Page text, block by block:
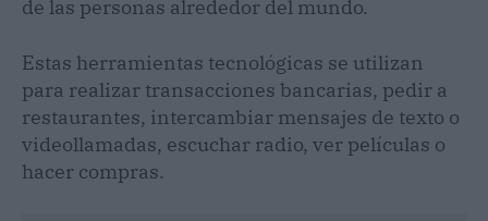
de las personas alrededor del mundo.
Estas herramientas tecnológicas se utilizan
para realizar transacciones bancarias, pedir a
restaurantes, intercambiar mensajes de texto o
videollamadas, escuchar radio, ver películas o
hacer compras.